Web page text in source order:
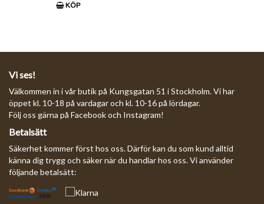
KÖP
Vi ses!
Välkommen in i vår butik på Kungsgatan 51 i Stockholm. Vi har
öppet kl. 10-18 på vardagar och kl. 10-16 på lördagar.
Följ oss gärna på Facebook och Instagram!
Betalsätt
Säkerhet kommer först hos oss. Därför kan du som kund alltid
känna dig trygg och säker när du handlar hos oss. Vi använder
följande betalsätt: